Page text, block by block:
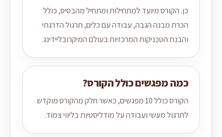
כן. הקורס מיועד למתחילות ומתחיל מהבסיס, כולל
הכרת מבנה הגבה, עבודה עם כלים, תרגול הדרגתי
והבנת הטכניקות המרכזיות בעולם המיקרובליידינג.
כמה מפגשים כולל הקורס?
הקורס כולל 10 מפגשים, כאשר חלק מהקורס מוקדש
לתרגול מעשי ועבודה על מודליסטיות בליווי צמוד.